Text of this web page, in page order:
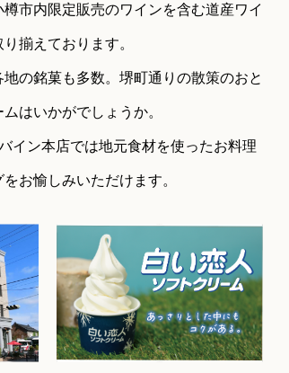
市内限定販売のワインを含む道産ワイ
揃えております。
の銘菓も多数。堺町通りの散策のおと
はいかがでしょうか。
イン本店では地元食材を使ったお料理
お愉しみいただけます。